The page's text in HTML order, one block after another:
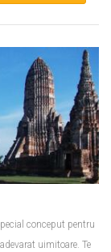
conceput pentru
uimitoare. Te